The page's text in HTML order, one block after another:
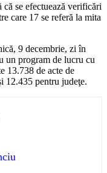
se efectuează verificări
care 17 se referă la mita
9 decembrie, zi în
un program de lucru cu
13.738 de acte de
12.435 pentru judeţe.